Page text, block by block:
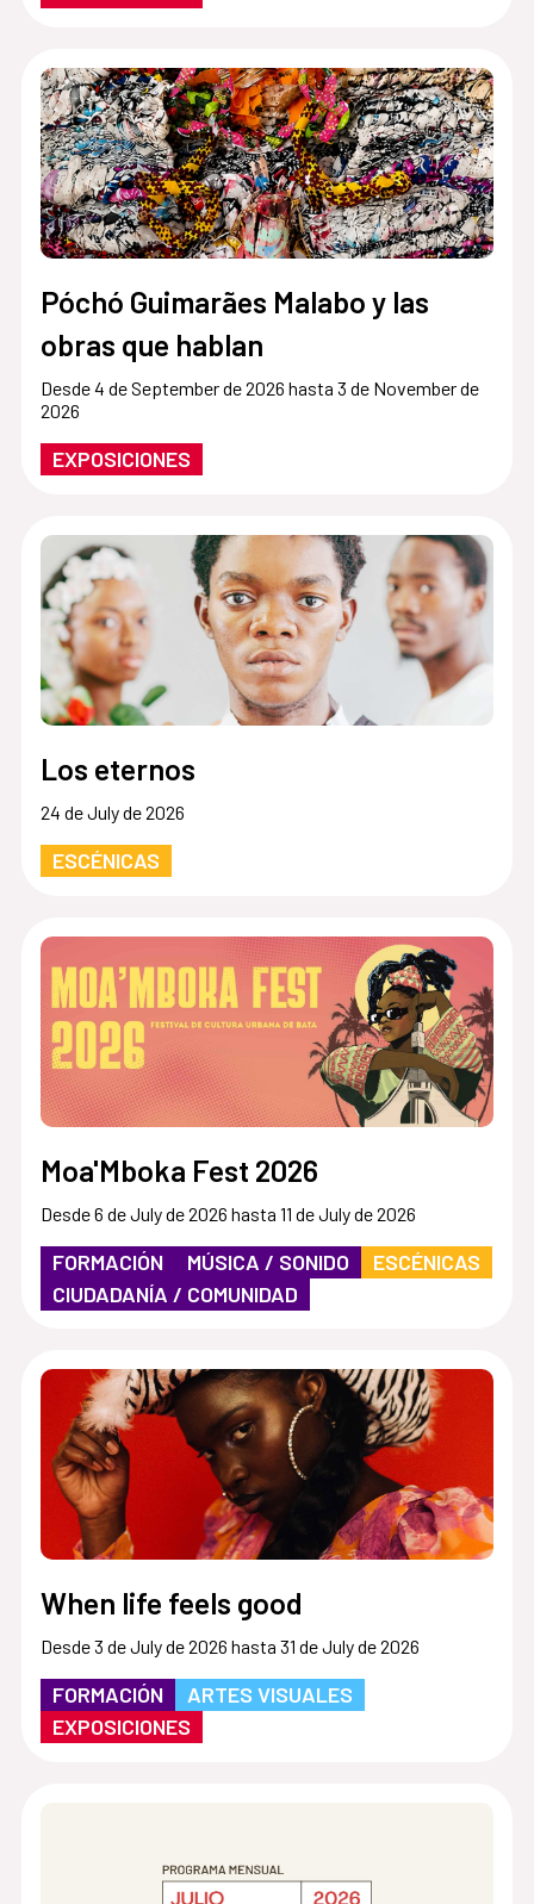
Póchó Guimarães Malabo y las
obras que hablan
Desde 4 de September de 2026 hasta 3 de November de
2026
EXPOSICIONES
Los eternos
24 de July de 2026
ESCÉNICAS
Moa'Mboka Fest 2026
Desde 6 de July de 2026 hasta 11 de July de 2026
FORMACIÓN MÚSICA / SONIDO
ESCÉNICAS
CIUDADANÍA / COMUNIDAD
When life feels good
Desde 3 de July de 2026 hasta 31 de July de 2026
FORMACIÓN
ARTES VISUALES
EXPOSICIONES